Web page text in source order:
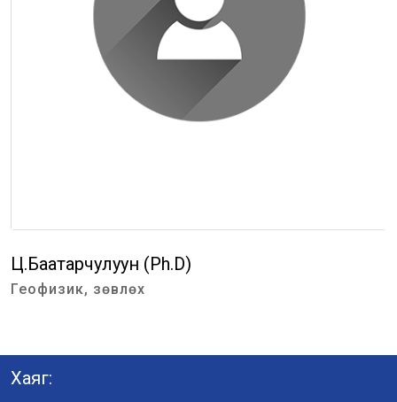
Ц.Баатарчулуун (Ph.D)
Геофизик, зөвлөх
Хаяг: